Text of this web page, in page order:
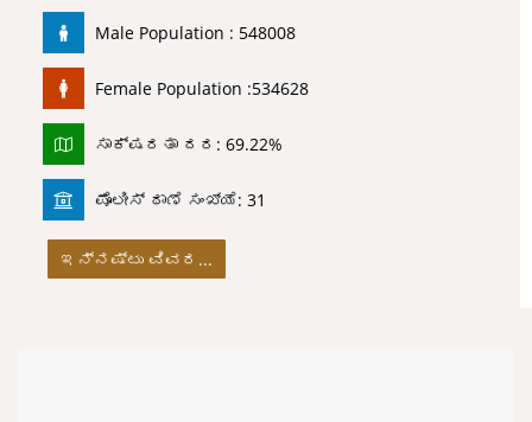
Male Population : 548008
Female Population :534628
ಸಾಕ್ಷರತಾ ದರ: 69.22%
ಪೊಲೀಸ್ ಠಾಣೆ ಸಂಖ್ಯೆ: 31
ಇನ್ನಷ್ಟು ವಿವರ...